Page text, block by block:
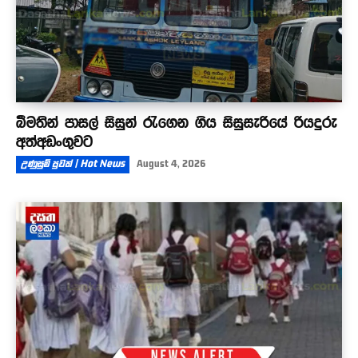
බීමතින් පාසල් සිසුන් රැගෙන ගිය සිසුසැරියේ රියදුරු
අත්අඩංගුවට
උණුසුම් පුවත් | Hot News August 4, 2026